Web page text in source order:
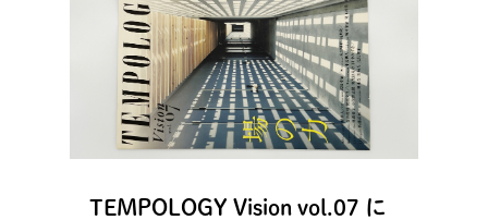
TEMPOLOGY Vision vol.07 に